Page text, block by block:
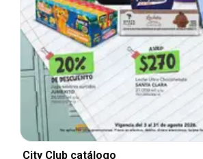
City Club catálogo